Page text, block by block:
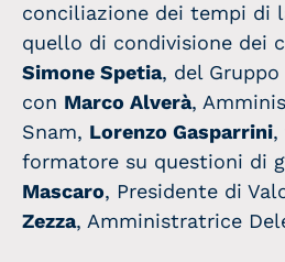
conciliazione dei tempi di
quello di condivisione dei
Simone Spetia, del
con Marco Alverà,
Snam, Lorenzo Gasparrini,
formatore su questioni di
Mascaro, Presidente di
Zezza, Amministratrice